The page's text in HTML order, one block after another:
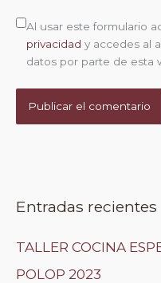
Al usar este formulario
privacidad y accedes al
datos por parte de esta
Entradas recientes
TALLER COCINA
POLOP 2023